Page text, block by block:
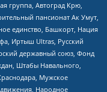
группа, Автоград Крю,
пансионат Ак Умут,
единство, Башкорт, Нация
Иртыш Ultras, Русский
державный союз, Фонд
Штабы Навального,
Мужское
Народное